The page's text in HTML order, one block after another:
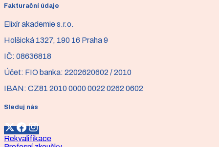
Chodidlo - Základ pro správné držení těla. Na malém
prostorovém úseku držíme váhu celého těla.
Fakturační údaje
Elixír akademie s.r.o.
Holšická 1327, 190 16 Praha 9
IČ: 08636818
Účet: FIO banka: 2202620602 / 2010
IBAN: CZ81 2010 0000 0022 0262 0602
Sleduj nás
Rekvalifikace